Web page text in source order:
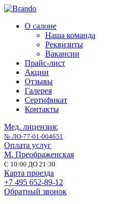
О салоне
Наша команда
Реквизиты
Вакансии
Прайс-лист
Акции
Отзывы
Галерея
Сертификат
Контакты
Мед. лицензия:
№ ЛО-77-01-004651
Оплата услуг
М. Преображенская
С 10:00 ДО 21:30
Карта проезда
+7 495 652-89-12
Обратный звонок